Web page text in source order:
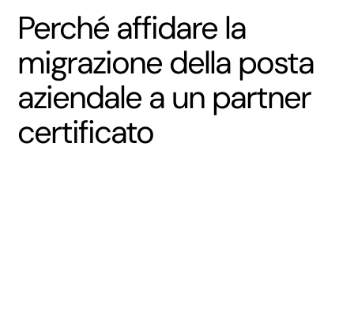
Perché affidare la
migrazione della posta
aziendale a un partner
certificato